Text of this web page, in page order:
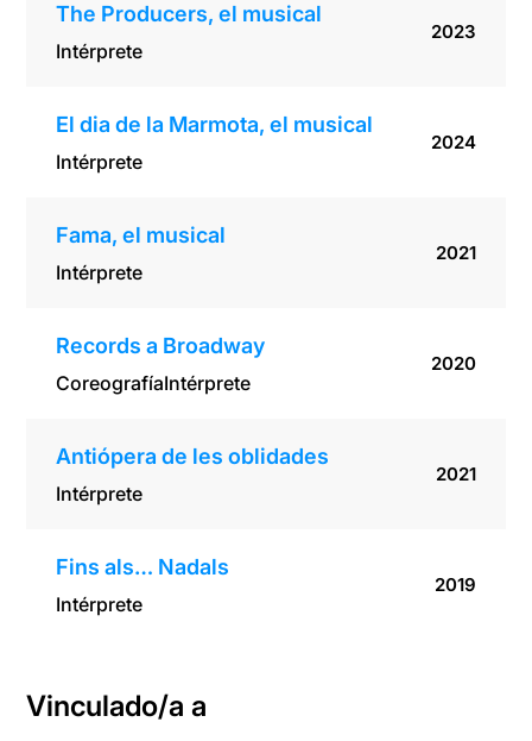
The Producers, el musical
Intérprete
2023
El dia de la Marmota, el musical
Intérprete
2024
Fama, el musical
Intérprete
2021
Records a Broadway
CoreografíaIntérprete
2020
Antiópera de les oblidades
Intérprete
2021
Fins als… Nadals
Intérprete
2019
Vinculado/a a